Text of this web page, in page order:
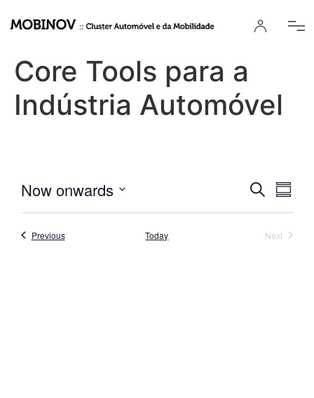
Core Tools para a
Indústria Automóvel
and
Search
Now onwards
date.
PreviousEvents Today NextEvents